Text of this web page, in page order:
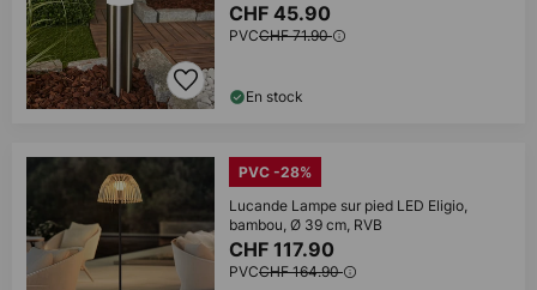
CHF 45.90
PVCCHF 71.90
En stock
PVC -28%
Lucande Lampe sur pied LED Eligio,
bambou, Ø 39 cm, RVB
CHF 117.90
PVCCHF 164.90